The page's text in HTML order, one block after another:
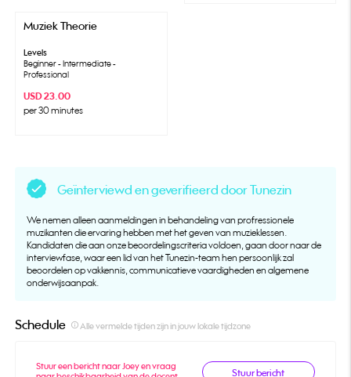
Muziek Theorie
Levels
Beginner - Intermediate -
Professional
USD 23.00
per 30 minutes
Geïnterviewd en geverifieerd door Tunezin
We nemen alleen aanmeldingen in behandeling van profressionele
muzikanten die ervaring hebben met het geven van muzieklessen.
Kandidaten die aan onze beoordelingscriteria voldoen, gaan door naar de
interviewfase, waar een lid van het Tunezin-team hen persoonlijk zal
beoordelen op vakkennis, communicatieve vaardigheden en algemene
onderwijsaanpak.
Schedule info_outline
Alle vermelde tijden zijn in jouw lokale tijdzone
Stuur een bericht naar Joey en vraag
Stuur bericht